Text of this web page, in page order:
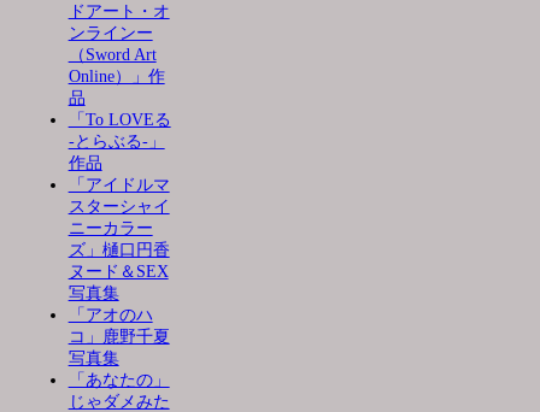
ドアート・オ
ンラインー
（Sword Art
Online）」作
品
「To LOVEる
-とらぶる-」
作品
「アイドルマ
スターシャイ
ニーカラー
ズ」樋口円香
ヌード＆SEX
写真集
「アオのハ
コ」鹿野千夏
写真集
「あなたの」
じゃダメみた